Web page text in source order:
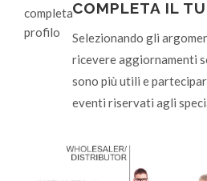
COMPLETA IL
Selezionando gli
ricevere aggiornamenti
sono più utili e
eventi riservati agli